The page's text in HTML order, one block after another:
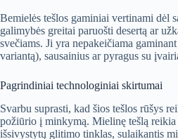
Bemielės tešlos gaminiai vertinami dėl
galimybės greitai paruošti desertą ar
svečiams. Ji yra nepakeičiama
variantą), sausainius ar pyragus su
Pagrindiniai technologiniai skirtumai
Svarbu suprasti, kad šios tešlos rūšys
požiūrio į minkymą. Mielinę tešlą
išsivystytų glitimo tinklas, sulaikantis